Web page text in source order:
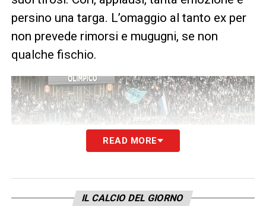
persino una targa. L’omaggio al tanto ex per
non prevede rimorsi e mugugni, se non
qualche fischio.
READ MORE
IL CALCIO DEL GIORNO